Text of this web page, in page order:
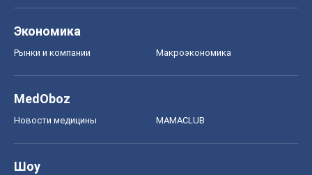
Экономика
Рынки и компании Mакроэкономика
MedOboz
Новости медицины MAMACLUB
Шоу